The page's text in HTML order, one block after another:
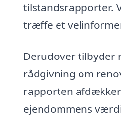
tilstandsrapporter.
træffe et
Derudover tilbyder
rådgivning om
rapporten
ejendommens